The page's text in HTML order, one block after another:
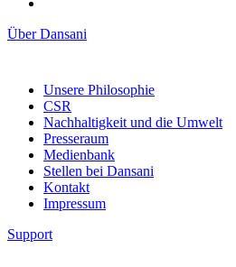
Über Dansani
Unsere Philosophie
CSR
Nachhaltigkeit und die Umwelt
Presseraum
Medienbank
Stellen bei Dansani
Kontakt
Impressum
Support